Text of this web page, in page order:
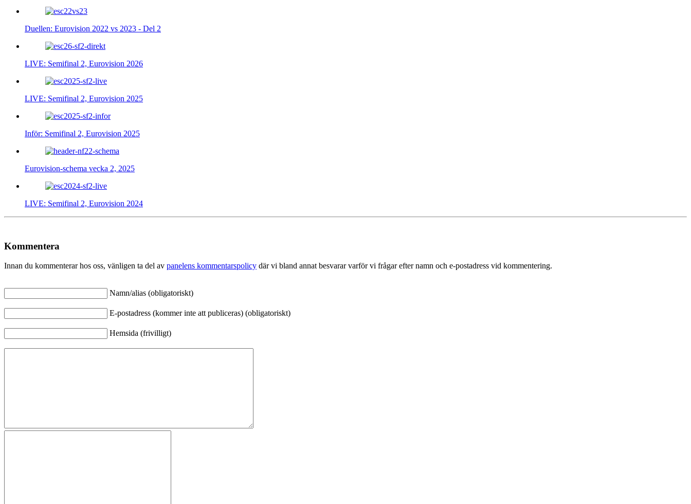
Duellen: Eurovision 2022 vs 2023 - Del 2
LIVE: Semifinal 2, Eurovision 2026
LIVE: Semifinal 2, Eurovision 2025
Inför: Semifinal 2, Eurovision 2025
Eurovision-schema vecka 2, 2025
LIVE: Semifinal 2, Eurovision 2024
Kommentera
Innan du kommenterar hos oss, vänligen ta del av panelens kommentarspolicy där vi bland annat besvarar varför vi frågar efter namn och e-postadress vid kommentering.
Namn/alias (obligatoriskt)
E-postadress (kommer inte att publiceras) (obligatoriskt)
Hemsida (frivilligt)